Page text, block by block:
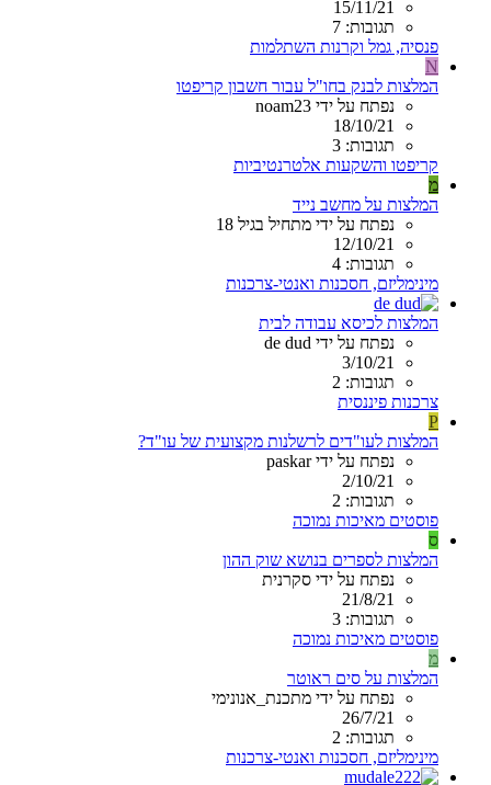
15/11/21
תגובות: 7
פנסיה, גמל וקרנות השתלמות
N
המלצות לבנק בחו"ל עבור חשבון קריפטו
נפתח על ידי noam23
18/10/21
תגובות: 3
קריפטו והשקעות אלטרנטיביות
מ
המלצות על מחשב נייד
נפתח על ידי מתחיל בגיל 18
12/10/21
תגובות: 4
מינימליזם, חסכנות ואנטי-צרכנות
המלצות לכיסא עבודה לבית
נפתח על ידי de dud
3/10/21
תגובות: 2
צרכנות פיננסית
P
המלצות לעו"דים לרשלנות מקצועית של עו"ד?
נפתח על ידי paskar
2/10/21
תגובות: 2
פוסטים מאיכות נמוכה
ס
המלצות לספרים בנושא שוק ההון
נפתח על ידי סקרנית
21/8/21
תגובות: 3
פוסטים מאיכות נמוכה
מ
המלצות על סים ראוטר
נפתח על ידי מתכנת_אנונימי
26/7/21
תגובות: 2
מינימליזם, חסכנות ואנטי-צרכנות